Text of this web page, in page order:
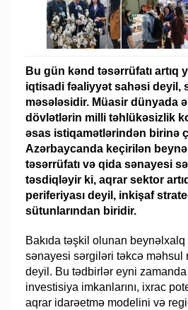
Bu gün kənd təsərrüfatı artıq
iqtisadi fəaliyyət sahəsi deyil,
məsələsidir. Müasir dünyada
dövlətlərin milli təhlükəsizlik
əsas istiqamətlərindən birinə
Azərbaycanda keçirilən
təsərrüfatı və qida sənayesi
təsdiqləyir ki, aqrar sektor
periferiyası deyil, inkişaf
sütunlarından biridir.
Bakıda təşkil olunan
sənayesi sərgiləri təkcə məhsul
deyil. Bu tədbirlər eyni zamanda
investisiya imkanlarını, ixrac
aqrar idarəetmə modelini və